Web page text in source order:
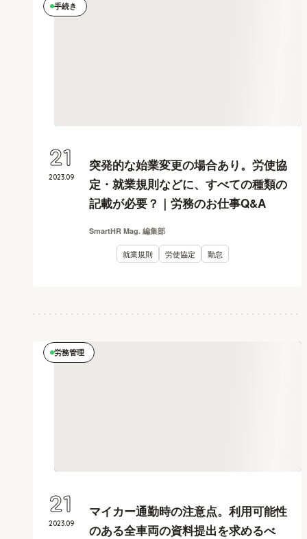
手続き
突発的な始業変更の場合あり。労使協
定・就業規則などに、すべての種類の
記載が必要？｜労務のお仕事Q&A
SmartHR Mag. 編集部
就業規則 労使協定 勤怠
2023.09
21
労務管理
マイカー通勤時の注意点。利用可能性
のある全車両の資料提出を求めるべ
2023.09
21